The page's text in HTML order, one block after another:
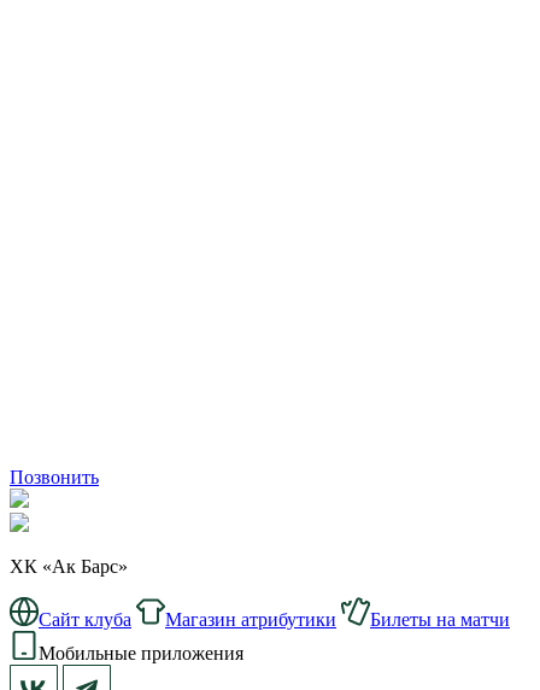
Позвонить
ХК «Ак Барс»
Сайт клуба Магазин атрибутики
Билеты на матчи
Мобильные приложения